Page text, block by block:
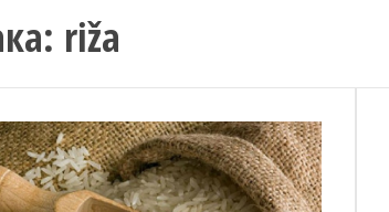
riža